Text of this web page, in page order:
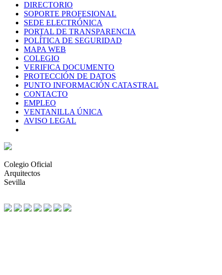
DIRECTORIO
SOPORTE PROFESIONAL
SEDE ELECTRÓNICA
PORTAL DE TRANSPARENCIA
POLÍTICA DE SEGURIDAD
MAPA WEB
COLEGIO
VERIFICA DOCUMENTO
PROTECCIÓN DE DATOS
PUNTO INFORMACIÓN CATASTRAL
CONTACTO
EMPLEO
VENTANILLA ÚNICA
AVISO LEGAL
Colegio Oficial
Arquitectos
Sevilla